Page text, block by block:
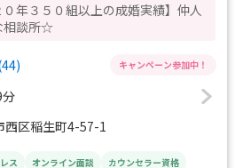
０年３５０組以上の成婚実績】仲人
相談所☆
西区稲生町4-57-1
ス オンライン面談 カウンセラー資格